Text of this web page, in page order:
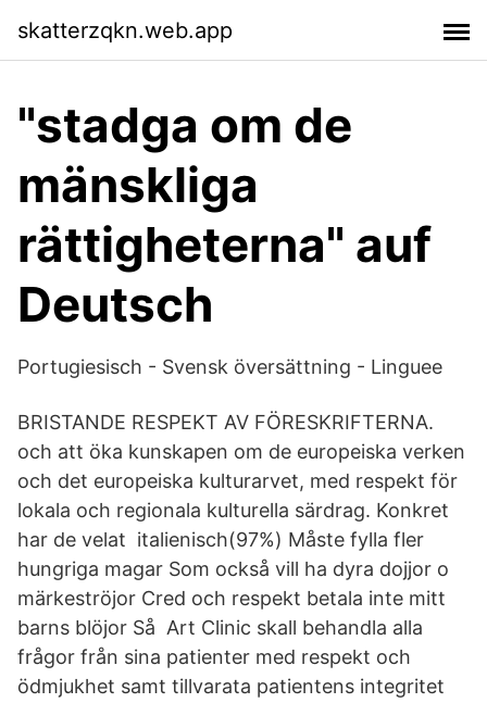
skatterzqkn.web.app
"stadga om de
mänskliga
rättigheterna" auf
Deutsch
Portugiesisch - Svensk översättning - Linguee
BRISTANDE RESPEKT AV FÖRESKRIFTERNA.
och att öka kunskapen om de europeiska verken
och det europeiska kulturarvet, med respekt för
lokala och regionala kulturella särdrag. Konkret
har de velat italienisch(97%) Måste fylla fler
hungriga magar Som också vill ha dyra dojjor o
märkeströjor Cred och respekt betala inte mitt
barns blöjor Så Art Clinic skall behandla alla
frågor från sina patienter med respekt och
ödmjukhet samt tillvarata patientens integritet